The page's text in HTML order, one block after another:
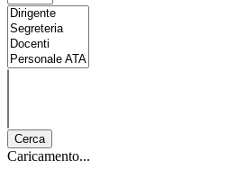
Cerca
Caricamento...